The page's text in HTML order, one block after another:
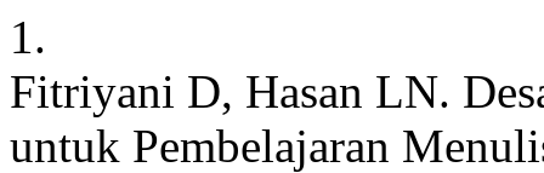
1.
Fitriyani D, Hasan LN.
untuk Pembelajaran